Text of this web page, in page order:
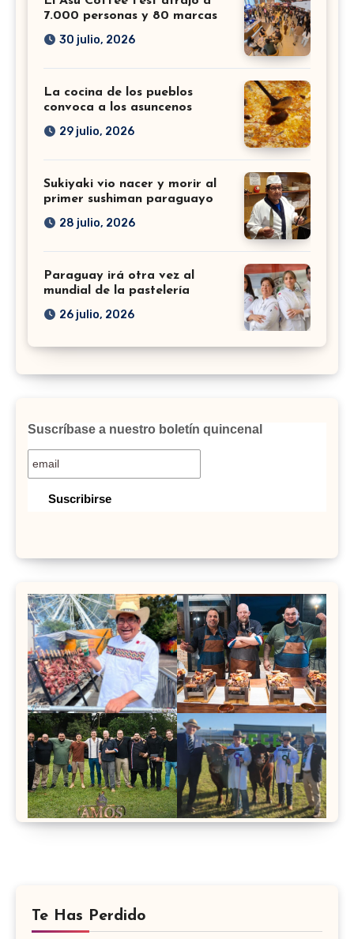
7.000 personas y 80 marcas
30 julio, 2026
La cocina de los pueblos
convoca a los asuncenos
29 julio, 2026
Sukiyaki vio nacer y morir al
primer sushiman paraguayo
28 julio, 2026
Paraguay irá otra vez al
mundial de la pastelería
26 julio, 2026
Suscríbase a nuestro boletín quincenal
Te Has Perdido